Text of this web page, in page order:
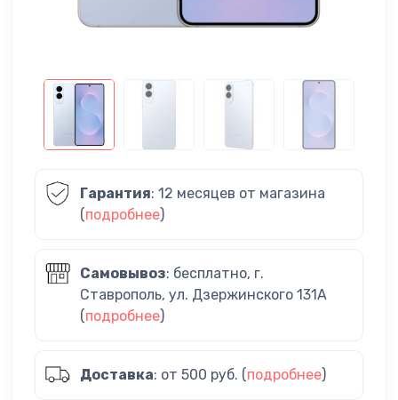
Гарантия: 12 месяцев от магазина
(подробнее)
Самовывоз: бесплатно, г.
Ставрополь, ул. Дзержинского 131А
(подробнее)
Доставка: от 500 руб. (подробнее)